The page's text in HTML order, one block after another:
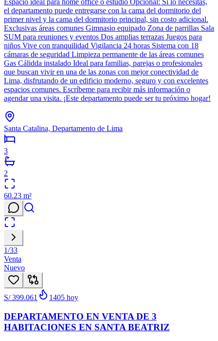
Espacio ideal para home office o estudio Opcional: Si lo necesitas,
el departamento puede entregarse con la cama del dormitorio del
primer nivel y la cama del dormitorio principal, sin costo adicional.
Exclusivas áreas comunes Gimnasio equipado Zona de parrillas Sala
SUM para reuniones y eventos Dos amplias terrazas Juegos para
niños Vive con tranquilidad Vigilancia 24 horas Sistema con 18
cámaras de seguridad Limpieza permanente de las áreas comunes
Gas Cálidda instalado Ideal para familias, parejas o profesionales
que buscan vivir en una de las zonas con mejor conectividad de
Lima, disfrutando de un edificio moderno, seguro y con excelentes
espacios comunes. Escríbeme para recibir más información o
agendar una visita. ¡Este departamento puede ser tu próximo hogar!
Santa Catalina, Departamento de Lima
3
2
60.23 m²
1/33
Venta
Nuevo
S/ 399.061 1405 hoy
DEPARTAMENTO EN VENTA DE 3
HABITACIONES EN SANTA BEATRIZ